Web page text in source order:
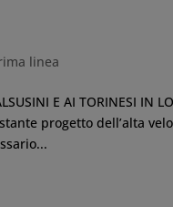
linea
E AI TORINESI
progetto dell’alta